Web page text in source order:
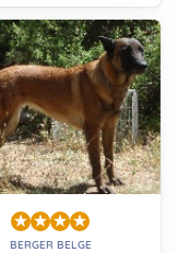
BERGER BELGE